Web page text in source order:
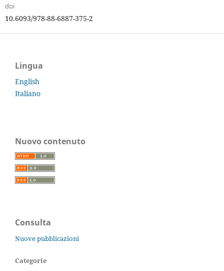
doi
10.6093/978-88-6887-375-2
Lingua
English
Italiano
Nuovo contenuto
Consulta
Nuove pubblicazioni
Categorie